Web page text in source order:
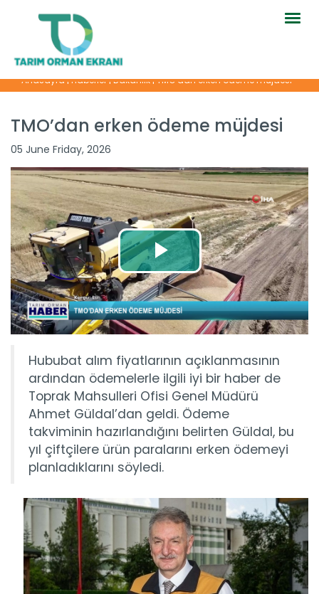
Anasayfa|Haberler|Bakanlık|TMO’dan erken ödeme müjdesi
TMO’dan erken ödeme müjdesi
05 June Friday, 2026
Hububat alım fiyatlarının açıklanmasının
ardından ödemelerle ilgili iyi bir haber de
Toprak Mahsulleri Ofisi Genel Müdürü
Ahmet Güldal’dan geldi. Ödeme
takviminin hazırlandığını belirten Güldal, bu
yıl çiftçilere ürün paralarını erken ödemeyi
planladıklarını söyledi.